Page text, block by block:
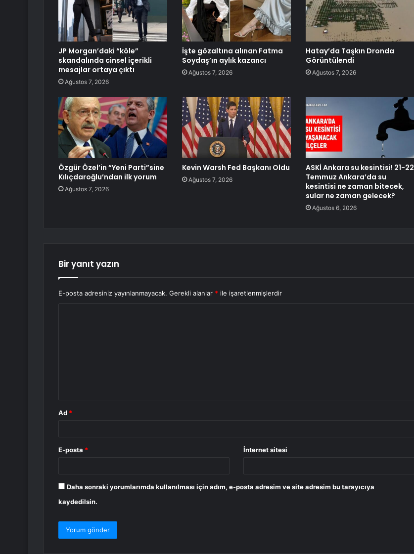
JP Morgan’daki “köle”
skandalında cinsel içerikli
mesajlar ortaya çıktı
Ağustos 7, 2026
İşte gözaltına alınan Fatma
Soydaş’ın aylık kazancı
Ağustos 7, 2026
Hatay’da Taşkın Dronda
Görüntülendi
Ağustos 7, 2026
Özgür Özel’in “Yeni Parti”sine
Kılıçdaroğlu’ndan ilk yorum
Ağustos 7, 2026
Kevin Warsh Fed Başkanı Oldu
Ağustos 7, 2026
ASKİ Ankara su kesintisi! 21-22
Temmuz Ankara’da su
kesintisi ne zaman bitecek,
sular ne zaman gelecek?
Ağustos 6, 2026
Bir yanıt yazın
E-posta adresiniz yayınlanmayacak. Gerekli alanlar * ile işaretlenmişlerdir
Ad *
E-posta * İnternet sitesi
Daha sonraki yorumlarımda kullanılması için adım, e-posta adresim ve site adresim bu tarayıcıya
kaydedilsin.